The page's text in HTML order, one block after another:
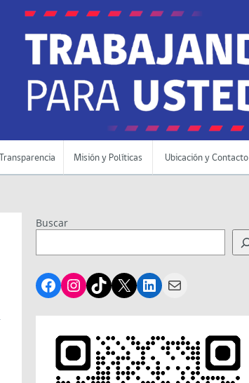
Transparencia Misión y Políticas Ubicación y Contacto
Buscar
Facebook
Instagram
TikTok
X LinkedIn
Mail